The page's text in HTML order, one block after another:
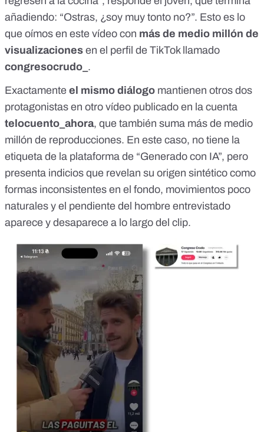
añadiendo: “Ostras, ¿soy muy tonto no?”. Esto es lo
que oímos en este vídeo con más de medio millón de
visualizaciones en el perfil de TikTok llamado
congresocrudo_ .
Exactamente el mismo diálogo mantienen otros dos
protagonistas en otro vídeo publicado en la cuenta
telocuento_ahora, que también suma más de medio
millón de reproducciones. En este caso, no tiene la
etiqueta de la plataforma de “Generado con IA”, pero
presenta indicios que revelan su origen sintético como
formas inconsistentes en el fondo, movimientos poco
naturales y el pendiente del hombre entrevistado
aparece y desaparece a lo largo del clip.